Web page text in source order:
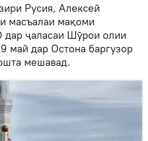
Русия, Алексей
масъалаи мақоми
ҷаласаи Шӯрои олии
май дар Остона баргузор
мешавад.